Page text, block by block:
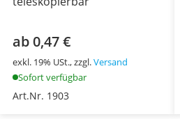
ab 0,47 €
exkl. 19% USt., zzgl.Versand
Sofort verfügbar
Art.Nr. 1903